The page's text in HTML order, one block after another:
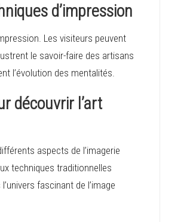
d’impression
Les visiteurs peuvent
le savoir-faire des artisans
l’évolution des mentalités.
découvrir l’art
aspects de l’imagerie
techniques traditionnelles
fascinant de l’image